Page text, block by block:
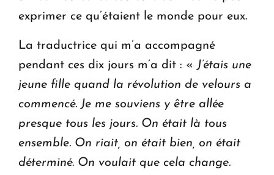
exprimer ce qu’étaient le monde pour eux.
La traductrice qui m’a accompagné
pendant ces dix jours m’a dit : « J’étais une
jeune fille quand la révolution de velours a
commencé. Je me souviens y être allée
presque tous les jours. On était là tous
ensemble. On riait, on était bien, on était
déterminé. On voulait que cela change.